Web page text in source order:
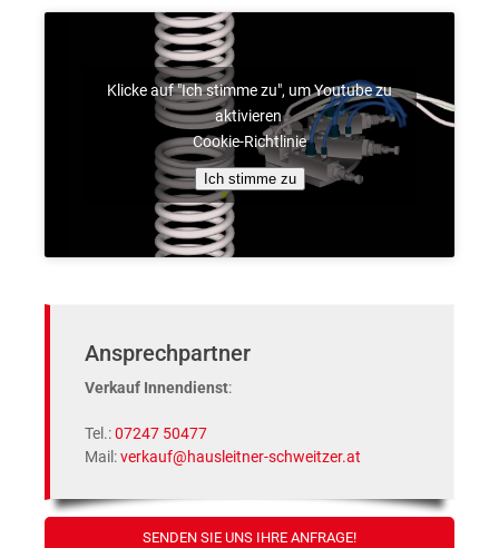
Klicke auf "Ich stimme zu", um Youtube zu
aktivieren
Cookie-Richtlinie
Ich stimme zu
Ansprechpartner
Ver­kauf Innen­dienst:
Tel.:07247 50477
Mail:verkauf@hausleitner-schweitzer.at
SEN­DEN SIE UNS IHRE ANFRAGE!